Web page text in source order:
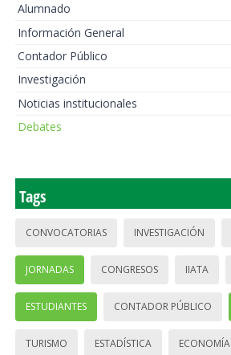
Alumnado
Información General
Contador Público
Investigación
Noticias institucionales
Debates
Tags
CONVOCATORIAS INVESTIGACIÓN
JORNADAS CONGRESOS IIATA
ESTUDIANTES CONTADOR PÚBLICO
TURISMO ESTADÍSTICA ECONOMÍA